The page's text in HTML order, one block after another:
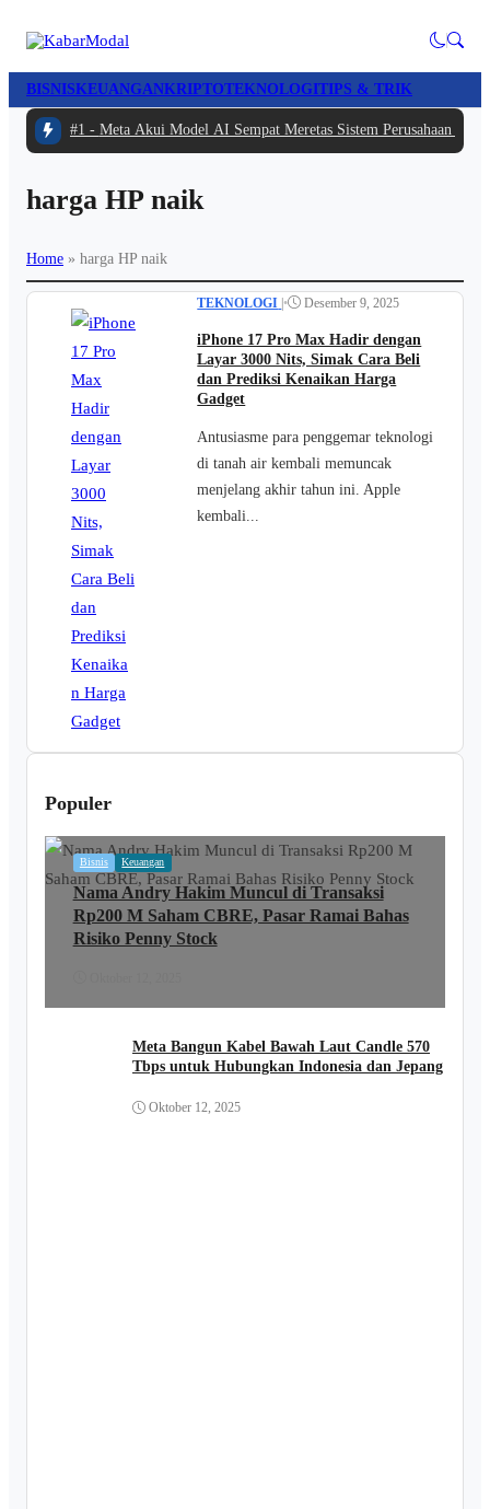
BISNISKEUANGANKRIPTOTEKNOLOGITIPS & TRIK
#1 - Meta Akui Model AI Sempat Meretas Sistem Perusahaan
harga HP naik
Home » harga HP naik
TEKNOLOGI • Desember 9, 2025
iPhone 17 Pro Max Hadir dengan
Layar 3000 Nits, Simak Cara Beli
dan Prediksi Kenaikan Harga
Gadget
Antusiasme para penggemar teknologi
di tanah air kembali memuncak
menjelang akhir tahun ini. Apple
kembali...
Populer
Bisnis Keuangan
Nama Andry Hakim Muncul di Transaksi
Rp200 M Saham CBRE, Pasar Ramai Bahas
Risiko Penny Stock
Meta Bangun Kabel Bawah Laut Candle 570
Tbps untuk Hubungkan Indonesia dan Jepang
Oktober 12, 2025